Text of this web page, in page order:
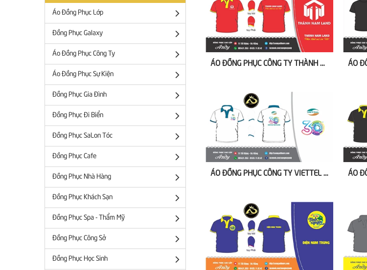
Áo Đồng Phục Lớp
Đồng Phục Galaxy
Áo Đồng Phục Công Ty
Áo Đồng Phục Sự Kiện
Đồng Phục Gia Đình
Đồng Phục Đi Biển
Đồng Phục SaLon Tóc
Đồng Phục Cafe
Đồng Phục Nhà Hàng
Đồng Phục Khách Sạn
Đồng Phục Spa - Thẩm Mỹ
Đồng Phục Công Sở
Đồng Phục Học Sinh
ÁO ĐỒNG PHỤC CÔNG TY THÀNH NAM LAND
ÁO ĐỒNG PHỤC CÔNG TY VIETTEL MÀU TRẮNG